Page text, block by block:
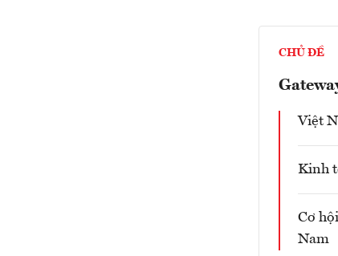
CHỦ ĐỀ
Việt
Kinh
Cơ
Nam